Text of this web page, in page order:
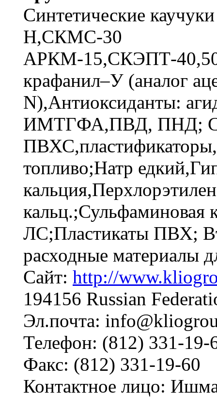
Синтетические
Н,СКМС-30
АРКМ-15,СКЭПТ-
крафанил–У (аналог
N),Антиоксиданты:
ИМТГФА,ПВД, ПНД;
топливо;Натр
ЛС;Пластикаты ПВХ;
расходные материалы
Сайт: http://
194156 Russian
Эл.почта:
Телефон: (812) 331-19-
Факс: (812) 331-19-60
Контактное лицо: